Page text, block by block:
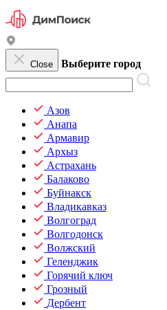
Close Выберите город
Азов
Анапа
Армавир
Архыз
Астрахань
Балаково
Буйнакск
Владикавказ
Волгоград
Волгодонск
Волжский
Геленджик
Горячий ключ
Грозный
Дербент